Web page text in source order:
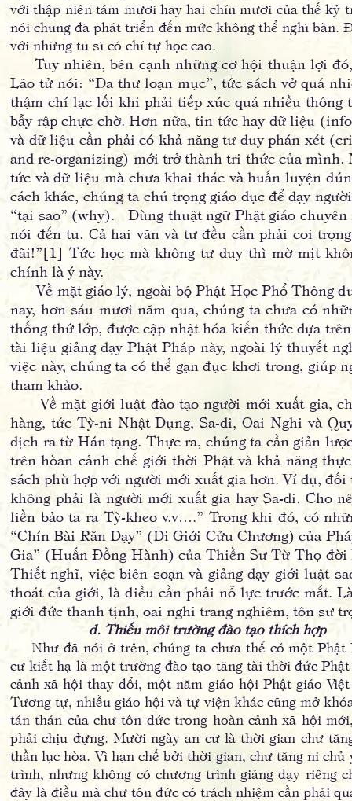
với thập niên tám mươi hay hai chín mươi của thế kỷ
nói chung đã phát triển đến mức không thể nghĩ
với những tu sĩ có chí tự học cao.
Tuy nhiên, bên cạnh những cơ hội thuận lợi
Lão tử nói: “Đa thư loạn mục”, tức sách vở quá
thậm chí lạc lối khi phải tiếp xúc quá nhiều thông
bẫy rập chực chờ. Hơn nữa, tin tức hay dữ liệu
và dữ liệu cần phải có khả năng tư duy phán xét
and re-organizing) mới trở thành tri thức của mình.
tức và dữ liệu mà chưa khai thác và huấn luyện
cách khác, chúng ta chú trọng giáo dục để dạy
“tại sao” (why). Dùng thuật ngữ Phật giáo
nói đến tu. Cả hai văn và tư đều cần phải coi
đãi!”[1] Tức học mà không tư duy thì mờ mịt
chính là ý này.
Về mặt giáo lý, ngoài bộ Phật Học Phổ Thông
nay, hơn sáu mươi năm qua, chúng ta chưa có
thống thứ lớp, được cập nhật hóa kiến thức dựa
tài liệu giảng dạy Phật Pháp này, ngoài lý thuyết
việc này, chúng ta có thể gạn đục khơi trong, giúp
tham khảo.
Về mặt giới luật đào tạo người mới xuất gia,
hàng, tức Tỳ-ni Nhật Dụng, Sa-di, Oai Nghi và
dịch ra từ Hán tạng. Thực ra, chúng ta cần giản
trên hòan cảnh chế giới thời Phật và khả năng
sách phù hợp với người mới xuất gia hơn. Ví dụ,
không phải là người mới xuất gia hay Sa-di. Cho
liền bảo ta ra Tỳ-kheo v.v….” Trong khi đó, có
“Chín Bài Răn Dạy” (Di Giới Cửu Chương) của
Gia” (Huấn Đồng Hành) của Thiền Sư Từ Thọ
Thiết nghĩ, việc biên soạn và giảng dạy giới luật
thoát của giới, là điều cần phải nỗ lực trước mắt.
giới đức thanh tịnh, oai nghi trang nghiêm, tôn sư
d. Thiếu môi trường đào tạo thích hợp
Như đã nói ở trên, chúng ta chưa thể có một Phật
cư kiết hạ là một trường đào tạo tăng tài thời đức
cảnh xã hội thay đổi, một năm giáo hội Phật giáo
Tương tự, nhiều giáo hội và tự viện khác cũng mở
tán thán của chư tôn đức trong hoàn cảnh xã hội
phải chịu đựng. Mười ngày an cư là thời gian chư
thần lục hòa. Vì hạn chế bởi thời gian, chư tăng ni
trình, nhưng không có chương trình giảng dạy riêng
đây là điều mà chư tôn đức có trách nhiệm cần phải